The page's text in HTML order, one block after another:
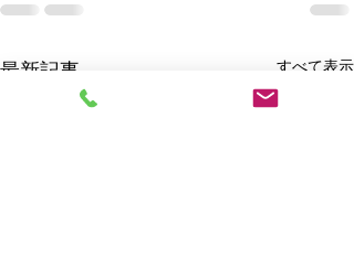
最新記事 すべて表示